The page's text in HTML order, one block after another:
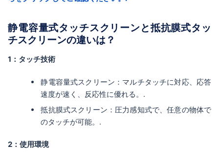
静電容量式タッチスクリーンと抵抗膜式タッ
チスクリーンの違いは？
1：タッチ技術
静電容量式スクリーン：マルチタッチに対応、応答
速度が速く、反応性に優れる。.
抵抗膜式スクリーン：圧力感知式で、任意の物体で
のタッチが可能。.
2：使用環境